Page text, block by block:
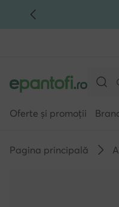
TRECI LA
Oferte și promoții
Pagina principală